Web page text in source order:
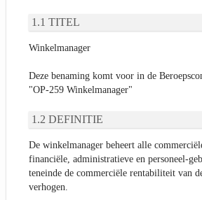
TITEL
Winkelmanager
Deze benaming komt voor in de
"OP-259 Winkelmanager"
DEFINITIE
De winkelmanager beheert alle
financiële, administratieve en personeel-
teneinde de commerciële rentabiliteit van
verhogen.